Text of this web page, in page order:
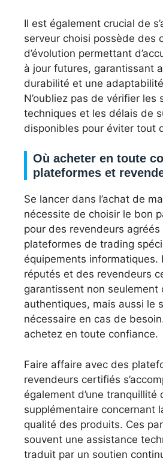
Il est également crucial de
serveur choisi possède des
d’évolution permettant
à jour futures, garantissant
durabilité et une
N’oubliez pas de vérifier les
techniques et les délais de
disponibles pour éviter tout
Où acheter en toute
plateformes et
Se lancer dans l’achat de
nécessite de choisir le bon
pour des revendeurs agréés
plateformes de trading
équipements informatiques.
réputés et des revendeurs
garantissent non seulement
authentiques, mais aussi le
nécessaire en cas de
achetez en toute confiance.
Faire affaire avec des
revendeurs certifiés
également d’une tranquillité
supplémentaire concernant
qualité des produits. Ces
souvent une assistance
traduit par un soutien